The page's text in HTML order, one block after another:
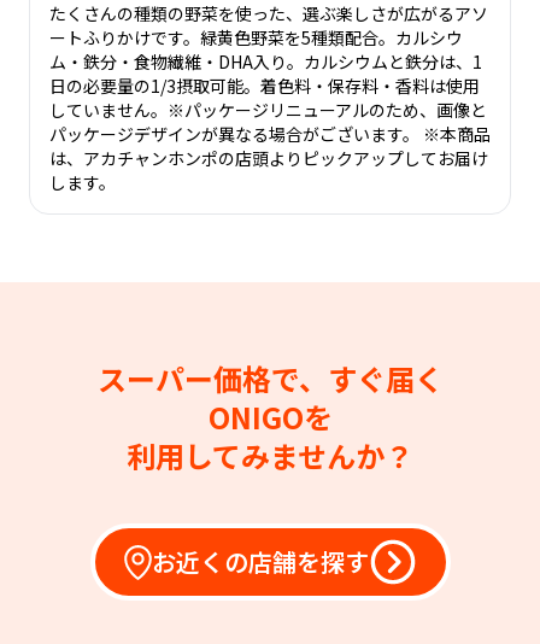
たくさんの種類の野菜を使った、選ぶ楽しさが広がるアソ
ートふりかけです。緑黄色野菜を5種類配合。カルシウ
ム・鉄分・食物繊維・DHA入り。カルシウムと鉄分は、1
日の必要量の1/3摂取可能。着色料・保存料・香料は使用
していません。※パッケージリニューアルのため、画像と
パッケージデザインが異なる場合がございます。 ※本商品
は、アカチャンホンポの店頭よりピックアップしてお届け
します。
スーパー価格で、すぐ届く
ONIGOを
利用してみませんか？
お近くの店舗を探す